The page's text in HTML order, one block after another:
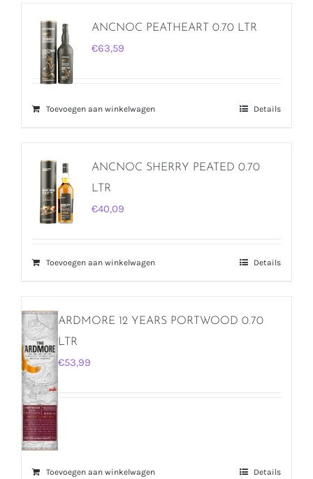
ANCNOC PEATHEART 0.70 LTR
€63,59
Toevoegen aan winkelwagen Details
ANCNOC SHERRY PEATED 0.70
LTR
€40,09
Toevoegen aan winkelwagen Details
ARDMORE 12 YEARS PORTWOOD 0.70
LTR
€53,99
Toevoegen aan winkelwagen Details